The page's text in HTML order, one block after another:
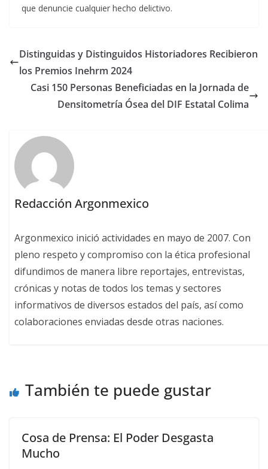
que denuncie cualquier hecho delictivo.
Distinguidas y Distinguidos Historiadores Recibieron
los Premios Inehrm 2024
Casi 150 Personas Beneficiadas en la Jornada de
Densitometría Ósea del DIF Estatal Colima
Redacción Argonmexico
Argonmexico inició actividades en mayo de 2007. Con
pleno respeto y compromiso con la ética profesional
difundimos de manera libre reportajes, entrevistas,
crónicas y notas de todos los temas y sectores
informativos de diversos estados del país, así como
colaboraciones enviadas desde otras naciones.
También te puede gustar
Cosa de Prensa: El Poder Desgasta
Mucho